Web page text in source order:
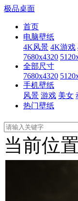
极品桌面
首页
电脑壁纸
4K风景 4K游戏
7680x4320
全部尺寸
7680x4320
手机壁纸
风景 游戏 美女
热门壁纸
当前位置